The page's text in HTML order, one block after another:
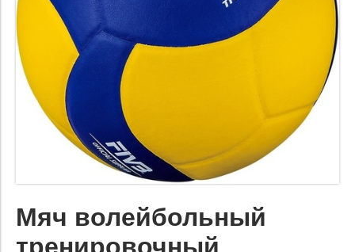
Мяч волейбольный